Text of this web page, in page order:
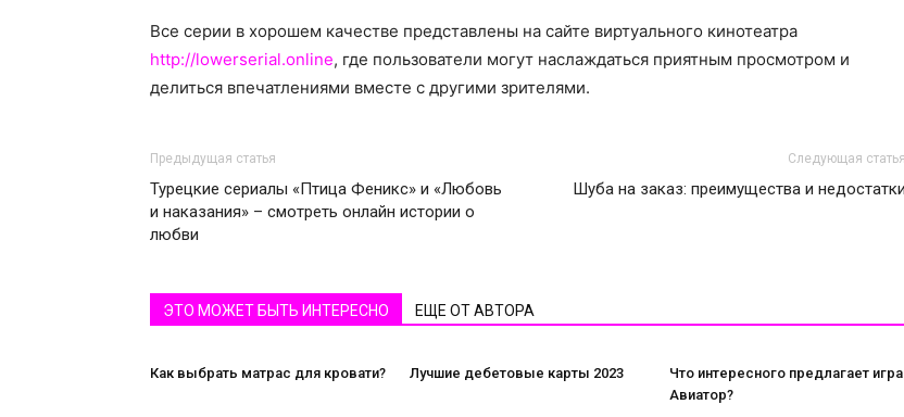
Все серии в хорошем качестве представлены на сайте виртуального кинотеатра
http://lowerserial.online, где пользователи могут наслаждаться приятным просмотром и
делиться впечатлениями вместе с другими зрителями.
Предыдущая статья
Турецкие сериалы «Птица Феникс» и «Любовь
и наказания» – смотреть онлайн истории о
любви
Следующая статья
Шуба на заказ: преимущества и недостатки
ЭТО МОЖЕТ БЫТЬ ИНТЕРЕСНО ЕЩЕ ОТ АВТОРА
Как выбрать матрас для кровати? Лучшие дебетовые карты 2023
Что интересного предлагает игра
Авиатор?